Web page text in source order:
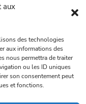
aux
des technologies
aux informations des
nous permettra de traiter
ou les ID uniques
son consentement peut
et fonctions.